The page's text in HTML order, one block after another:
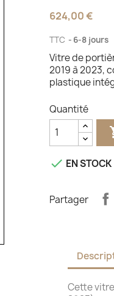
624,00 €
TTC 6-8 jours
Vitre de
2019 à 2023,
plastique
Quantité
 EN STOCK
Partager
Cette